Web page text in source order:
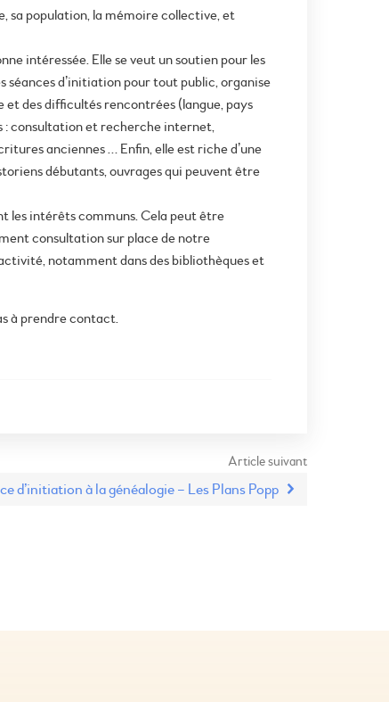
sa population, la mémoire collective, et
intéressée. Elle se veut un soutien pour les
séances d’initiation pour tout public, organise
et des difficultés rencontrées (langue, pays
: consultation et recherche internet,
anciennes … Enfin, elle est riche d’une
débutants, ouvrages qui peuvent être
les intérêts communs. Cela peut être
consultation sur place de notre
notamment dans des bibliothèques et
à prendre contact.
Article suivant
d’initiation à la généalogie – Les Plans Popp